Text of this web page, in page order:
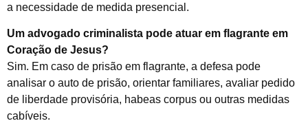
a necessidade de medida presencial.
Um advogado criminalista pode atuar em flagrante em
Coração de Jesus?
Sim. Em caso de prisão em flagrante, a defesa pode
analisar o auto de prisão, orientar familiares, avaliar pedido
de liberdade provisória, habeas corpus ou outras medidas
cabíveis.